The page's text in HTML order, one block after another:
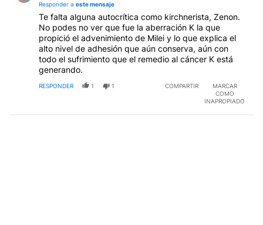
Responder a este mensaje
Te falta alguna autocrítica como kirchnerista, Zenon.
No podes no ver que fue la aberración K la que
propició el advenimiento de Milei y lo que explica el
alto nivel de adhesión que aún conserva, aún con
todo el sufrimiento que el remedio al cáncer K está
generando.
RESPONDER 1 1 COMPARTIR
MARCAR
COMO
INAPROPIADO